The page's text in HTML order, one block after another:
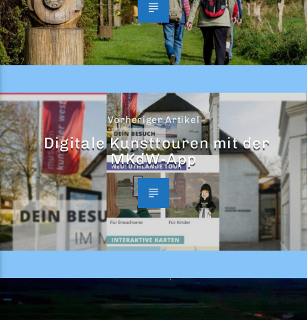
Vorheriger Artikel
Digitale Kunsttouren mit der
MKdW-App